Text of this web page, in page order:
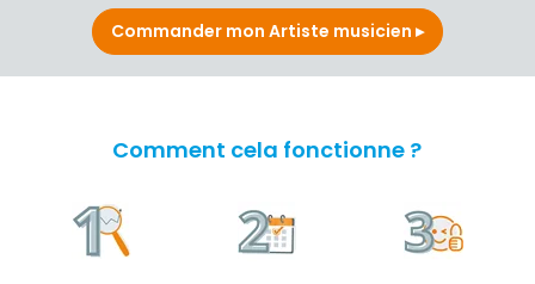
Commander mon Artiste musicien
Comment cela fonctionne ?